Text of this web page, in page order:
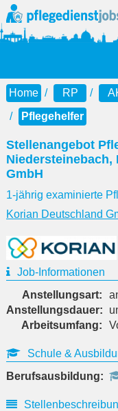
Home RP
Pflegehelfer
Stellenangebot
Niedersteinebach,
GmbH
1-jährig examinierte
Korian Deutschland
Job-Informationen
Anstellungsart:
Anstellungsdauer:
Arbeitsumfang:
Schule &
Berufsausbildung: